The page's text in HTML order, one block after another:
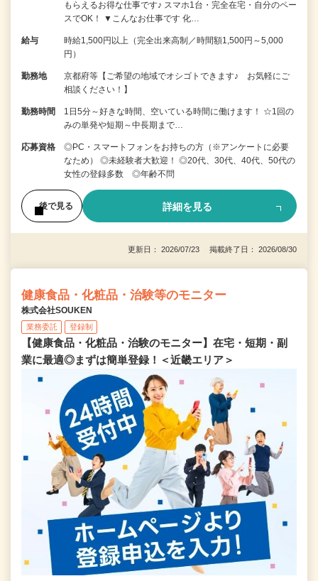
もらえるお得な仕事です♪ スマホ1台・完全在宅・自分のペー
スでOK！ ▼こんなお仕事です 化…
給与
時給1,500円以上（完全出来高制／時間額1,500円～5,000
円）
勤務地
京都府等【ご希望の地域でオシゴトできます♪ お気軽にご
相談ください！】
勤務時間
1日5分～好きな時間、空いている時間に働けます！ ☆1回の
みの単発や短期～中長期まで…
応募資格
◎PC・スマートフォンをお持ちの方（※アンケートに必要
なため） ◎未経験者大歓迎！ ◎20代、30代、40代、50代の
女性の登録多数 ◎年齢不問
後で見る 詳細を見る
更新日： 2026/07/23 掲載終了日： 2026/08/30
健康食品・化粧品・治験等のモニター
株式会社SOUKEN
業務委託 登録制
【健康食品・化粧品・治験のモニター】在宅・短期・副
業に最適◎まずは簡単登録！＜近畿エリア＞